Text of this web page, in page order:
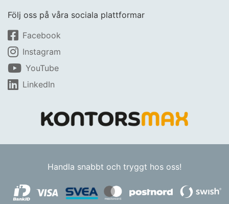
Följ oss på våra sociala plattformar
Facebook
Instagram
YouTube
LinkedIn
Handla snabbt och tryggt hos oss!